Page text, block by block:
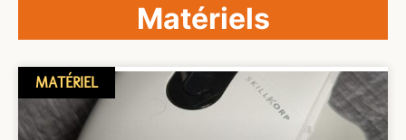
Matériels
MATÉRIEL